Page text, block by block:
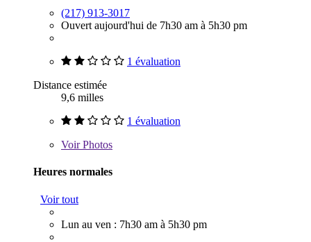
(217) 913-3017
Ouvert aujourd'hui de 7h30 am à 5h30 pm
1 évaluation
Distance estimée
9,6 milles
1 évaluation
VoirPhotos
Heures normales
Voir tout
Lun au ven : 7h30 am à 5h30 pm